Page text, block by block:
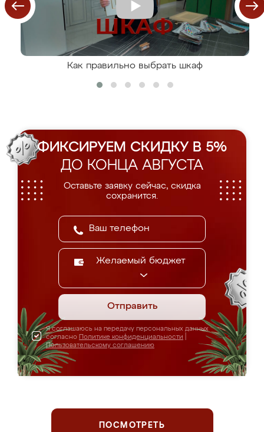
Как правильно выбрать шкаф
ФИКСИРУЕМ СКИДКУ В 5%
ДО КОНЦА АВГУСТА
Оставьте заявку сейчас, скидка
сохранится.
Желаемый бюджет
Отправить
Я соглашаюсь на передачу персональных данных
согласно Политике конфиденциальности
Пользовательскому соглашению
ПОСМОТРЕТЬ